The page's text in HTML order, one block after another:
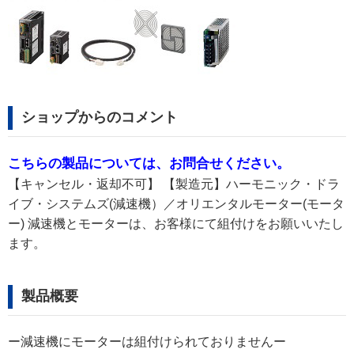
ショップからのコメント
こちらの製品については、お問合せください。
【キャンセル・返却不可】 【製造元】ハーモニック・ドラ
イブ・システムズ(減速機）／オリエンタルモーター(モータ
ー) 減速機とモーターは、お客様にて組付けをお願いいたし
ます。
製品概要
ー減速機にモーターは組付けられておりませんー